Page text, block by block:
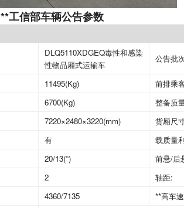
**工信部车辆公告参数
DLQ5110XDGEQ毒性和感染
性物品厢式运输车
公告批
11495(Kg)
前排乘
6700(Kg)
整备质
7220×2480×3220(mm)
货厢尺
有
载质量
20/13(°) 前悬/后
2 轴距:
4360/7135 **高车速